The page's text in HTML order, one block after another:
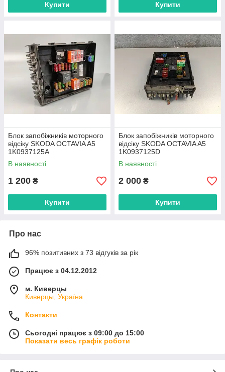
Купити Купити
Блок запобіжників моторного
відсіку SKODA OCTAVIA A5
1K0937125A
В наявності
1 200 ₴
Купити
Блок запобіжників моторного
відсіку SKODA OCTAVIA A5
1K0937125D
В наявності
2 000 ₴
Купити
Про нас
96% позитивних з 73 відгуків за рік
Працює з 04.12.2012
м. Киверцы
Киверцы, Україна
Контакти
Сьогодні працює з 09:00 до 15:00
Показати весь графік роботи